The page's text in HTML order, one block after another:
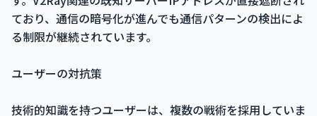
ており、通信の暗号化が進んでも通信パターンの検出によ
る制限が継続されています。
ユーザーの対抗策
技術的知識を持つユーザーは、複数の戦術を採用していま